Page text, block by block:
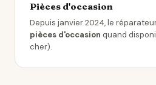
Pièces d'occasion
Depuis janvier 2024, le
pièces d'occasion quand
cher).